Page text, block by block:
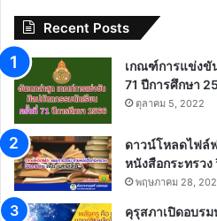
Recent Posts
เกณฑ์การแข่งขั
71 ปีการศึกษา
ตุลาคม 5, 2022
ดาวน์โหลดไฟล์
หนังสือกระทรว
พฤษภาคม 28,
คุรุสภาเปิดอบร